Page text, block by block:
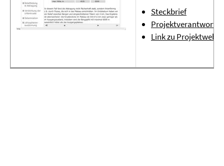
Steckbrief
Link zu